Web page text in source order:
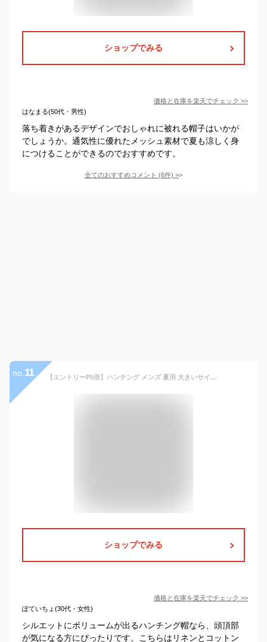
ショップでみる
価格と在庫を楽天でチェック >>
はなまる(50代・男性)
落ち着きがあるデザインでおしゃれに被れる帽子はいかが
でしょうか。通気性に優れたメッシュ素材で夏も涼しく身
につけることができるのでおすすめです。
全てのおすすめコメント (6件) >
no. 11 【エントリーP5倍】ハンチング メンズ 夏用 大きいサイズ リネン 深めで被りやすい サイズ調節 ハンチング帽 キャスケット 麻 綿 紳士 キレイなシルエット XL 58cm-63cm MQUM ゴルフ 小顔 hun-658 熱中症対策 通気性 風を通す プレゼント 即納【メール便送料無料】
ショップでみる
価格と在庫を楽天でチェック >>
ぽていちょ(30代・女性)
シルエットにボリュームが出るハンチング帽なら、頭頂部
が気になる方にぴったりです。こちらはリネンとコットン